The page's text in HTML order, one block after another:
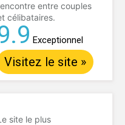
entre couples
célibataires.
Exceptionnel
Visitez le site »
site le plus